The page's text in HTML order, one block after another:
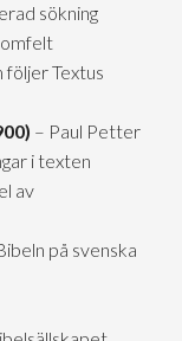
sökning
följer Textus
– Paul Petter
i texten
av
på svenska